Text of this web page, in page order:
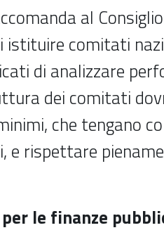
al
istituire comitati
di analizzare
dei comitati
che tengano
e rispettare
le finanze